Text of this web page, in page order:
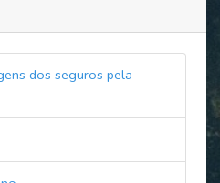
dos seguros pela